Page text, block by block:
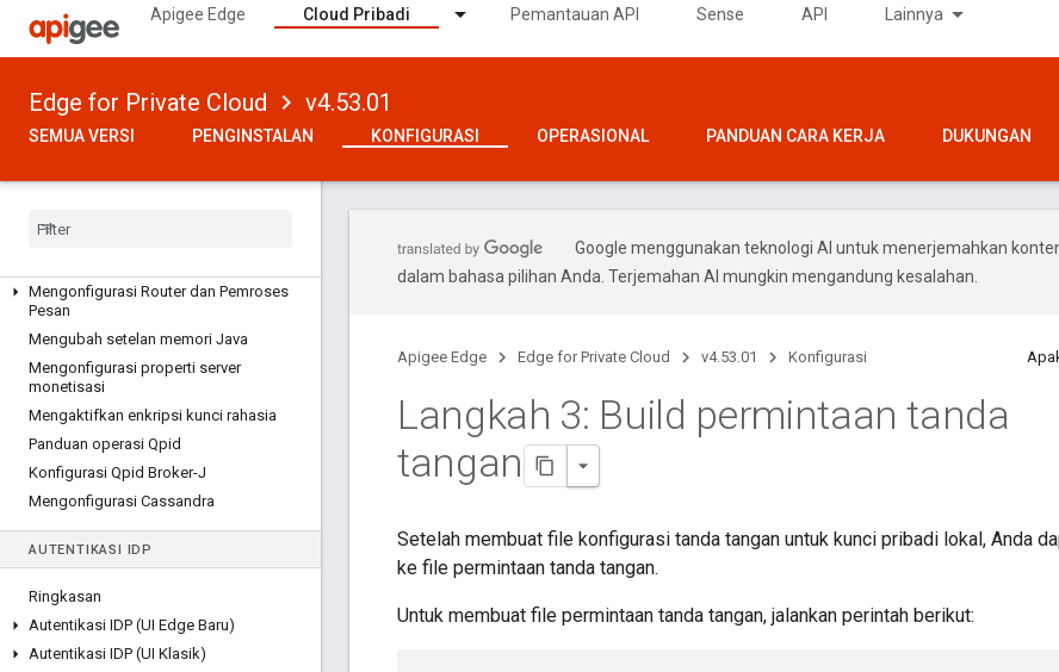
Apigee Edge Cloud Pribadi Pemantauan API Sense API Lainnya
Edge for Private Cloud v4.53.01
SEMUA VERSI PENGINSTALAN KONFIGURASI OPERASIONAL PANDUAN CARA KERJA DUKUNGAN
Menggunakan utilitas apigee-
adminapi.sh
Data penting yang perlu diingat dari
Reset sandi
Mengonfigurasi logging
Mengonfigurasi Router dan Pemroses
Pesan
Mengubah setelan memori Java
Mengonfigurasi properti server
monetisasi
Mengaktifkan enkripsi kunci rahasia
Panduan operasi Qpid
Konfigurasi Qpid Broker-J
Mengonfigurasi Cassandra
AUTENTIKASI IDP
Ringkasan
Autentikasi IDP (UI Edge Baru)
Autentikasi IDP (UI Klasik)
Google menggunakan teknologi AI untuk menerjemahkan
dalam bahasa pilihan Anda. Terjemahan AI mungkin mengandung kesalahan.
Apigee Edge Edge for Private Cloud v4.53.01 Konfigurasi
Langkah 3: Build permintaan tanda
tangan
Setelah membuat file konfigurasi tanda tangan untuk kunci pribadi lokal, Anda
ke file permintaan tanda tangan.
Untuk membuat file permintaan tanda tangan, jalankan perintah berikut: